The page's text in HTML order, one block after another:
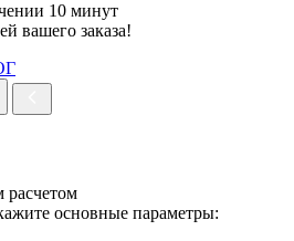
10 минут
вашего заказа!
расчетом
основные параметры: